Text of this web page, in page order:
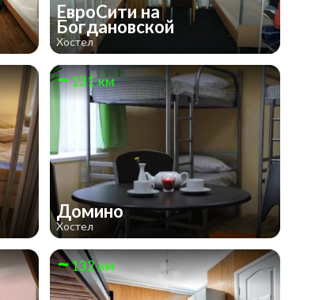
ЕвроСити на
Богдановской
Хостел
131 км
Домино
Хостел
132 км